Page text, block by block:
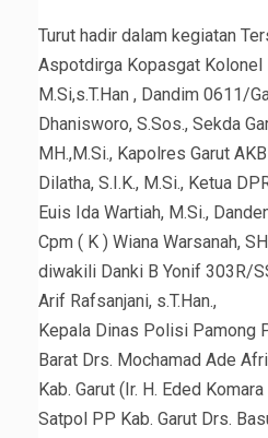
Turut hadir dalam kegiatan
Aspotdirga Kopasgat Kolonel
M.Si,s.T.Han , Dandim 0611/
Dhanisworo, S.Sos., Sekda
MH.,M.Si., Kapolres Garut
Dilatha, S.I.K., M.Si., Ketua
Euis Ida Wartiah, M.Si.,
Cpm ( K ) Wiana Warsanah,
diwakili Danki B Yonif 303R/
Arif Rafsanjani, s.T.Han.,
Kepala Dinas Polisi Pamong
Barat Drs. Mochamad Ade
Kab. Garut (Ir. H. Eded
Satpol PP Kab. Garut Drs.